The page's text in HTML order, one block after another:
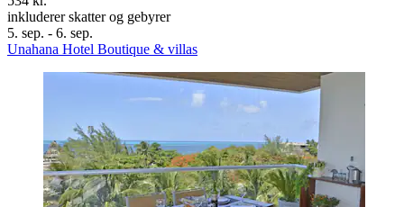
inkluderer skatter og gebyrer
5. sep. - 6. sep.
Unahana Hotel Boutique & villas